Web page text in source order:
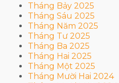
Tháng Bảy 2025
Tháng Sáu 2025
Tháng Năm 2025
Tháng Tư 2025
Tháng Ba 2025
Tháng Hai 2025
Tháng Một 2025
Tháng Mười Hai 2024